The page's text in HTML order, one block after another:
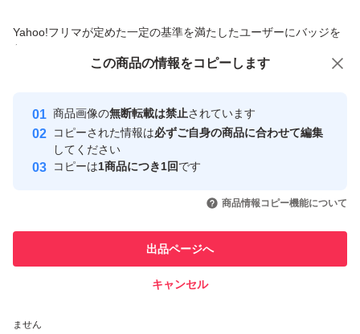
Yahoo!フリマが定めた一定の基準を満たしたユーザーにバッジを
付与しています
安心取引出品者
心・安全なユーザーです
取引実績
引を完了させた実績があります
での取引実績があります
ません
この商品の情報をコピーします
商品画像の無断転載は禁止されています
コピーされた情報は必ずご自身の商品に合わせて編集
してください
コピーは1商品につき1回です
商品情報コピー機能について
出品ページへ
キャンセル
この商品をみている人にオススメ